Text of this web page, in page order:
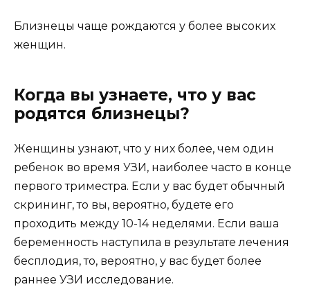
Близнецы чаще рождаются у более высоких
женщин.
Когда вы узнаете, что у вас
родятся близнецы?
Женщины узнают, что у них более, чем один
ребенок во время УЗИ, наиболее часто в конце
первого триместра. Если у вас будет обычный
скрининг, то вы, вероятно, будете его
проходить между 10-14 неделями. Если ваша
беременность наступила в результате лечения
бесплодия, то, вероятно, у вас будет более
раннее УЗИ исследование.